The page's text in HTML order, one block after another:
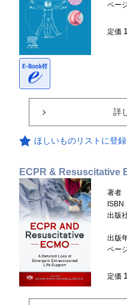
ペー
定価
詳
ほしいものリストに登録
ECPR & Resuscitative
著者
ISBN
出版
出版
ペー
定価